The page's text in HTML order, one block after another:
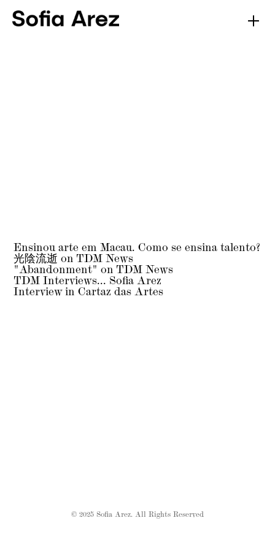
Ensinou arte em Macau. Como se ensina talento?
光陰流逝 on TDM News
"Abandonment" on TDM News
TDM Interviews... Sofia Arez
Interview in Cartaz das Artes
© 2025 Sofia Arez. All Rights Reserved